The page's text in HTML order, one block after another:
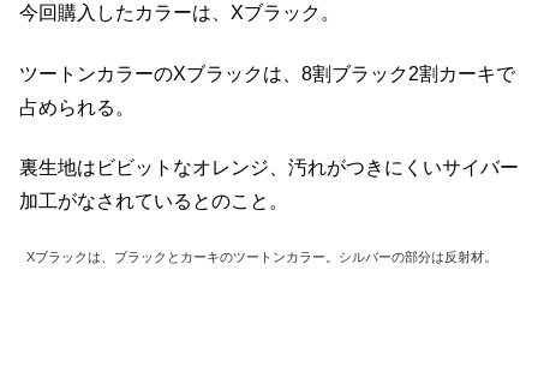
今回購入したカラーは、Xブラック。
ツートンカラーのXブラックは、8割ブラック2割カーキで
占められる。
裏生地はビビットなオレンジ、汚れがつきにくいサイバー
加工がなされているとのこと。
Xブラックは、ブラックとカーキのツートンカラー。シルバーの部分は反射材。